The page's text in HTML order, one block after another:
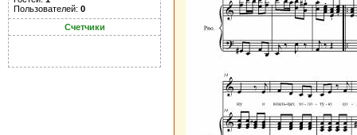
Пользователей: 0
Счетчики